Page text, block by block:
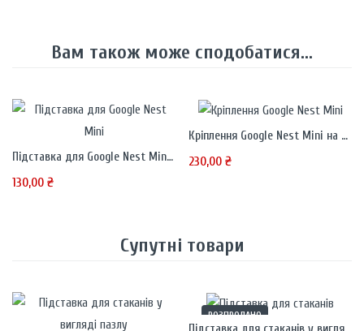
Вам також може сподобатися...
Підставка для Google Nest Mini (2nd Gen)
130,00 ₴
Кріплення Google Nest Mini на розетку
230,00 ₴
Супутні товари
РОЗПРОДАНО